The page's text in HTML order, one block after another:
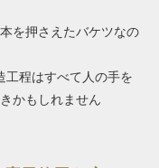
を押さえたバケツなの
工程はすべて人の手を
かもしれません